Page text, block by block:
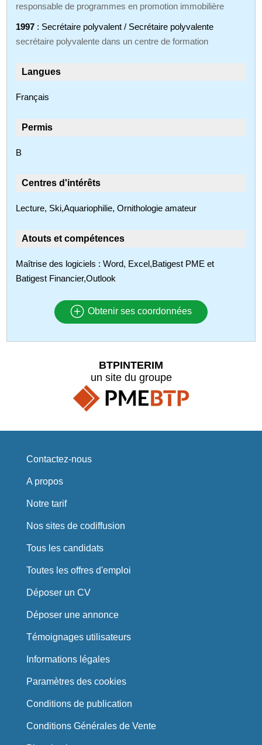
responsable de programmes en promotion immobilière
1997 : Secrétaire polyvalent / Secrétaire polyvalente
secrétaire polyvalente dans un centre de formation
Langues
Français
Permis
B
Centres d'intérêts
Lecture, Ski,Aquariophilie, Ornithologie amateur
Atouts et compétences
Maîtrise des logiciels : Word, Excel,Batigest PME et
Batigest Financier,Outlook
Obtenir ses coordonnées
BTPINTERIM
un site du groupe
Contactez-nous
A propos
Notre tarif
Nos sites de codiffusion
Tous les candidats
Toutes les offres d'emploi
Déposer un CV
Déposer une annonce
Témoignages utilisateurs
Informations légales
Paramètres des cookies
Conditions de publication
Conditions Générales de Vente